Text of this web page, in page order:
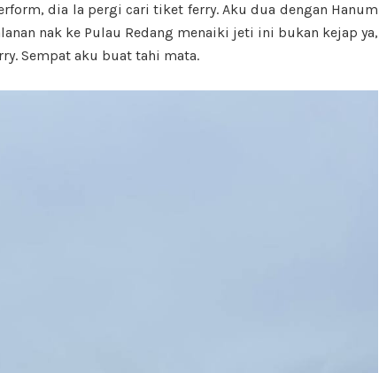
dia la pergi cari tiket ferry. Aku dua dengan Hanum
nak ke Pulau Redang menaiki jeti ini bukan kejap ya,
Sempat aku buat tahi mata.